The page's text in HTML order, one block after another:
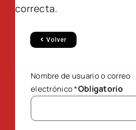
correcta.
Volver
Nombre de usuario o correo
electrónico*Obligatorio